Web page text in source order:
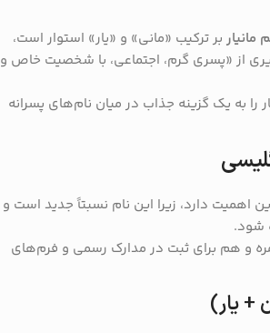
بر ترکیب «مانی» و «یار» استوار است،
از «پسری گرم، اجتماعی، با شخصیت خاص و
را به یک گزینه جذاب در میان نام‌های پسرانه
اهمیت دارد، زیرا این نام نسبتاً جدید است و
شود.
و هم برای ثبت در مدارک رسمی و فرم‌های
+ یار)